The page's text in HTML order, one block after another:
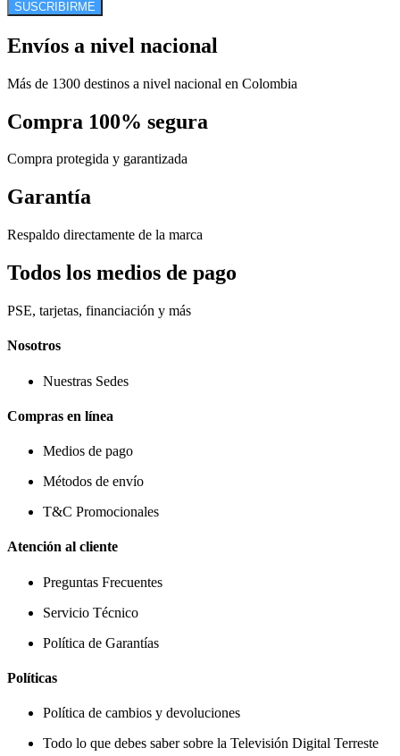
SUSCRIBIRME
Envíos a nivel nacional
Más de 1300 destinos a nivel nacional en Colombia
Compra 100% segura
Compra protegida y garantizada
Garantía
Respaldo directamente de la marca
Todos los medios de pago
PSE, tarjetas, financiación y más
Nosotros
Nuestras Sedes
Compras en línea
Medios de pago
Métodos de envío
T&C Promocionales
Atención al cliente
Preguntas Frecuentes
Servicio Técnico
Política de Garantías
Políticas
Política de cambios y devoluciones
Todo lo que debes saber sobre la Televisión Digital Terreste